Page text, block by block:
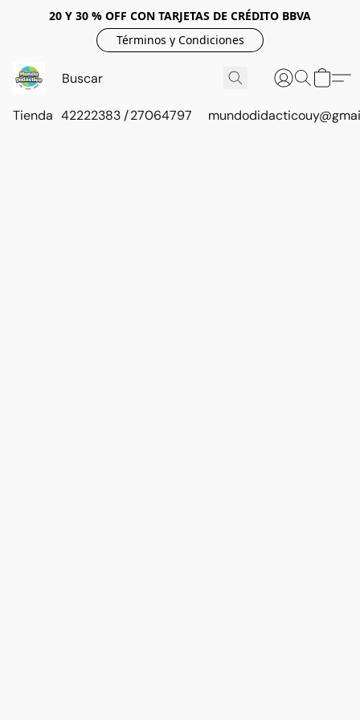
20 Y 30 % OFF CON TARJETAS DE CRÉDITO BBVA
Términos y Condiciones
Tienda 42222383 / 27064797